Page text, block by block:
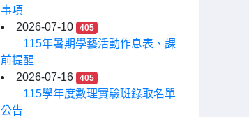
事項
2026-07-10
405
115年暑期學藝活動作息表、課
前提醒
2026-07-16
405
115學年度數理實驗班錄取名單
公告